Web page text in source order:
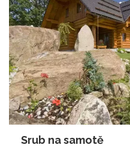
Srub na samotě